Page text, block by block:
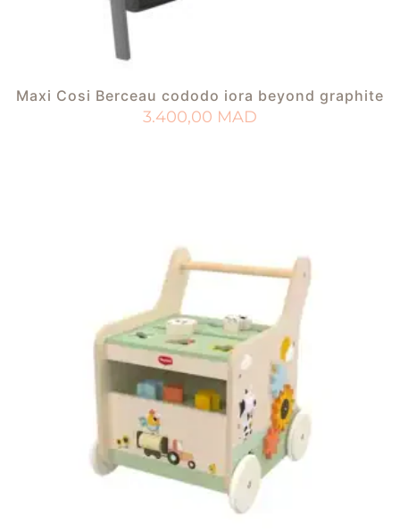
Maxi Cosi Berceau cododo iora beyond graphite
3.400,00 MAD